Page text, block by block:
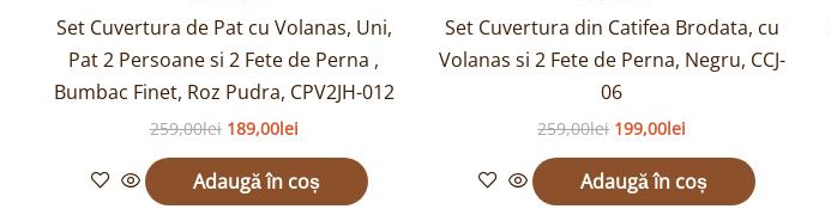
Set Cuvertura de Pat cu Volanas, Uni,
Pat 2 Persoane si 2 Fete de Perna ,
Bumbac Finet, Roz Pudra, CPV2JH-012
259,00lei 189,00lei
Adaugă în coș
Set Cuvertura din Catifea Brodata, cu
Volanas si 2 Fete de Perna, Negru, CCJ-
06
259,00lei 199,00lei
Adaugă în coș